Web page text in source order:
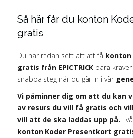
Så här får du konton
gratis
Du har redan sett att att få konton
gratis från EPICTRICK bara
snabba steg när du går in i vår
Vi påminner dig om att du kan
av resurs du vill få gratis och
vill att de ska laddas upp på. I
konton Koder Presentkort